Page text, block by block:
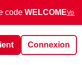
code WELCOMEVoir
Connexion